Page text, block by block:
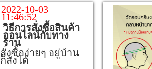
2022-10-03
11:46:52
วิธีการสั่งซื้อสินค้า
ออนไลน์กับทาง
ร้าน
สั่งซื้อง่ายๆ อยู่บ้าน
ก็สั่งได้